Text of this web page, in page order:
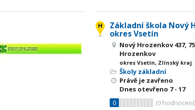
Základní škola Nový
okres Vsetín
Nový Hrozenkov 437,
Hrozenkov
okres Vsetín, Zlínský kraj
Školy základní
Právě je zavřeno
Dnes otevřeno 7 - 17
0
(0 hodnocení)